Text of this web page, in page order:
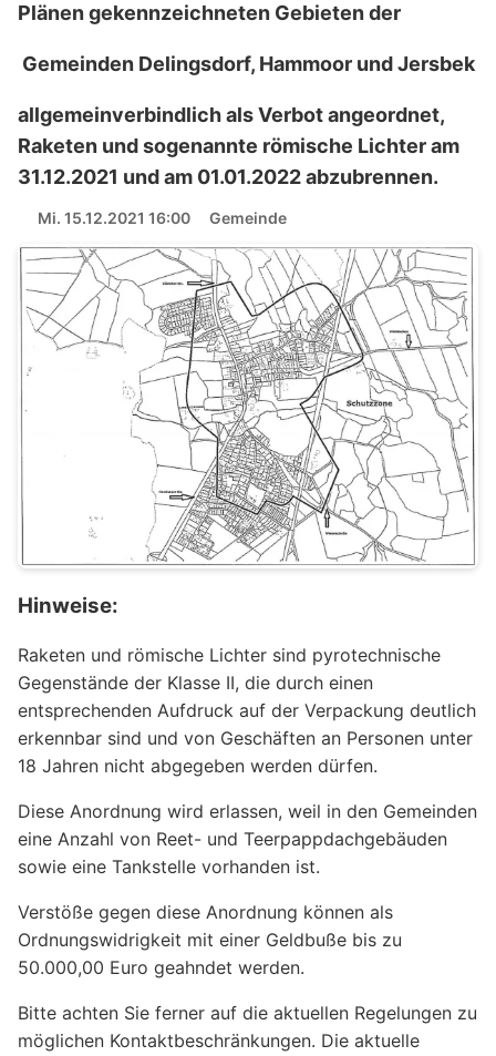
Plänen gekennzeichneten Gebieten der
Gemeinden Delingsdorf, Hammoor und Jersbek
allgemeinverbindlich als Verbot angeordnet,
Raketen und sogenannte römische Lichter am
31.12.2021 und am 01.01.2022 abzubrennen.
Mi. 15.12.2021 16:00 Gemeinde
Hinweise:
Raketen und römische Lichter sind pyrotechnische
Gegenstände der Klasse II, die durch einen
entsprechenden Aufdruck auf der Verpackung deutlich
erkennbar sind und von Geschäften an Personen unter
18 Jahren nicht abgegeben werden dürfen.
Diese Anordnung wird erlassen, weil in den Gemeinden
eine Anzahl von Reet- und Teerpappdachgebäuden
sowie eine Tankstelle vorhanden ist.
Verstöße gegen diese Anordnung können als
Ordnungswidrigkeit mit einer Geldbuße bis zu
50.000,00 Euro geahndet werden.
Bitte achten Sie ferner auf die aktuellen Regelungen zu
möglichen Kontaktbeschränkungen. Die aktuelle